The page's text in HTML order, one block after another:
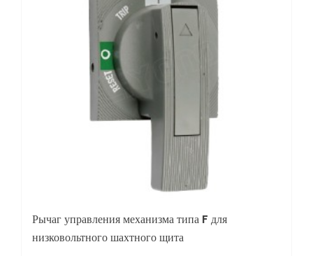
Рычаг управления механизма типа F для
низковольтного шахтного щита